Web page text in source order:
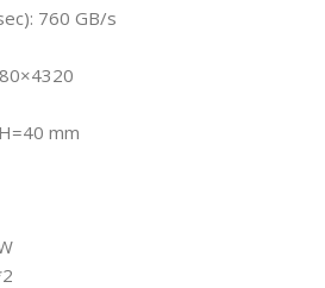
760 GB/s
mm